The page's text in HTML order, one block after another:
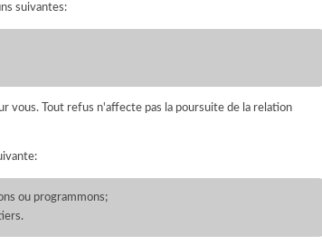
suivantes:
vous. Tout refus n'affecte pas la poursuite de la relation
ou programmons;